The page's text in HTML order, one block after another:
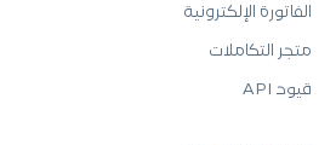
الفاتورة الإلكترونية
متجر التكاملات
قيود API